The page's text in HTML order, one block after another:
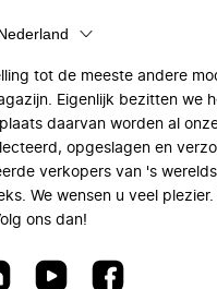
tot de meeste andere
Eigenlijk bezitten we
daarvan worden al
opgeslagen en
verkopers van 's
We wensen u veel
ons dan!